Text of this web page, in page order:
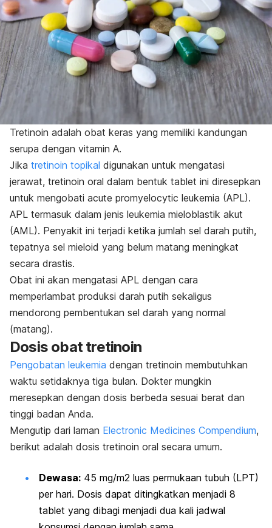
Tretinoin adalah obat keras yang memiliki kandungan
serupa dengan vitamin A.
Jika tretinoin topikal digunakan untuk mengatasi
jerawat, tretinoin oral dalam bentuk tablet ini diresepkan
untuk mengobati acute promyelocytic leukemia (APL).
APL termasuk dalam jenis leukemia mieloblastik akut
(AML). Penyakit ini terjadi ketika jumlah sel darah putih,
tepatnya sel mieloid yang belum matang meningkat
secara drastis.
Obat ini akan mengatasi APL dengan cara
memperlambat produksi darah putih sekaligus
mendorong pembentukan sel darah yang normal
(matang).
Dosis obat tretinoin
Pengobatan leukemia dengan tretinoin membutuhkan
waktu setidaknya tiga bulan. Dokter mungkin
meresepkan dengan dosis berbeda sesuai berat dan
tinggi badan Anda.
Mengutip dari laman Electronic Medicines Compendium,
berikut adalah dosis tretinoin oral secara umum.
Dewasa: 45 mg/m2 luas permukaan tubuh (LPT)
per hari. Dosis dapat ditingkatkan menjadi 8
tablet yang dibagi menjadi dua kali jadwal